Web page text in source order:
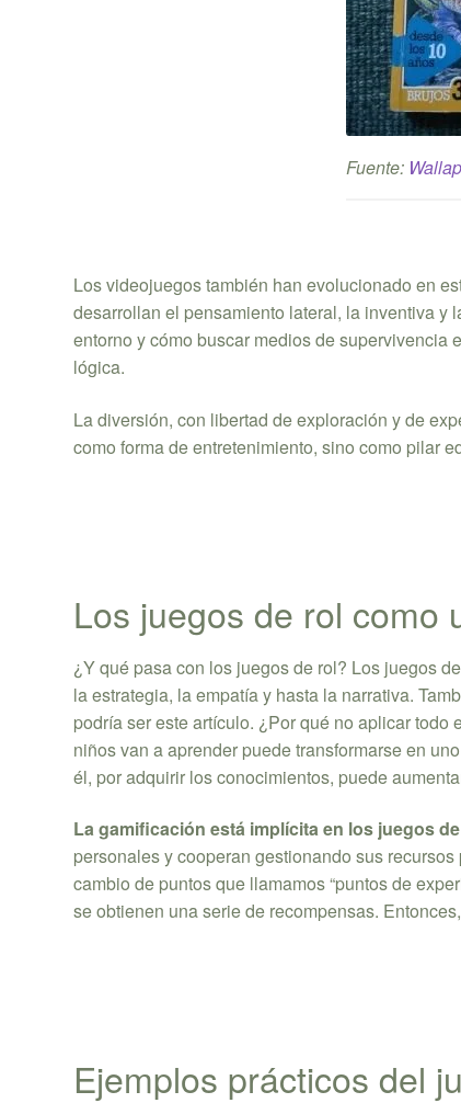
Fuente:
Los videojuegos también han evolucionado en
desarrollan el pensamiento lateral, la inventiva y
entorno y cómo buscar medios de supervivencia
lógica.
La diversión, con libertad de exploración y de
como forma de entretenimiento, sino como pilar
Los juegos de rol como
¿Y qué pasa con los juegos de rol? Los juegos
la estrategia, la empatía y hasta la narrativa.
podría ser este artículo. ¿Por qué no aplicar
niños van a aprender puede transformarse en
él, por adquirir los conocimientos, puede
La gamificación está implícita en los juegos
personales y cooperan gestionando sus
cambio de puntos que llamamos “puntos de
se obtienen una serie de recompensas.
Ejemplos prácticos del